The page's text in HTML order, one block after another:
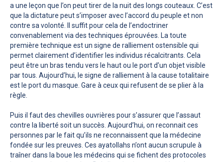
a une leçon que l’on peut tirer de la nuit des longs couteaux. C’est
que la dictature peut s’imposer avec l’accord du peuple et non
contre sa volonté. Il suffit pour cela de l’endoctriner
convenablement via des techniques éprouvées. La toute
première technique est un signe de ralliement ostensible qui
permet clairement d’identifier les individus récalcitrants. Cela
peut être un bras tendu vers le haut ou le port d’un objet visible
par tous. Aujourd’hui, le signe de ralliement à la cause totalitaire
est le port du masque. Gare à ceux qui refusent de se plier à la
règle.
Puis il faut des chevilles ouvrières pour s’assurer que l’assaut
contre la liberté soit un succès. Aujourd’hui, on reconnait ces
personnes par le fait qu’ils ne reconnaissent que la médecine
fondée sur les preuves. Ces ayatollahs n’ont aucun scrupule à
traîner dans la boue les médecins qui se fichent des protocoles